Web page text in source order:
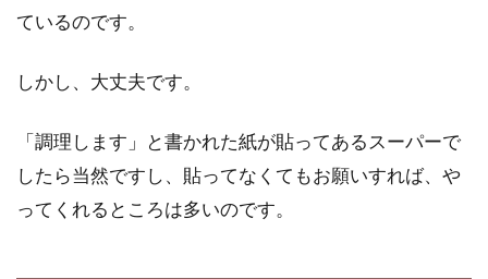
ヨーグルトと牛乳を混ぜるだけ！自
家製ヨーグルトとラッシー
ているのです。
しかし、大丈夫です。
「調理します」と書かれた紙が貼ってあるスーパーで
したら当然ですし、貼ってなくてもお願いすれば、や
ってくれるところは多いのです。